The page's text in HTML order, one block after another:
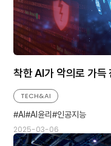
착한 AI가 악의로 가득
2025-03-06
TECH&AI
AI
AI윤리 인공지능